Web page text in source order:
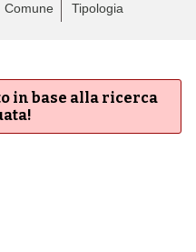
Comune Tipologia
in base alla ricerca